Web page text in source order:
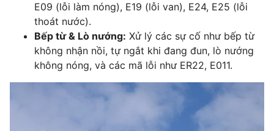
E09 (lỗi làm nóng), E19 (lỗi van), E24, E25 (lỗi
thoát nước).
Bếp từ & Lò nướng: Xử lý các sự cố như bếp từ
không nhận nồi, tự ngắt khi đang đun, lò nướng
không nóng, và các mã lỗi như ER22, E011.